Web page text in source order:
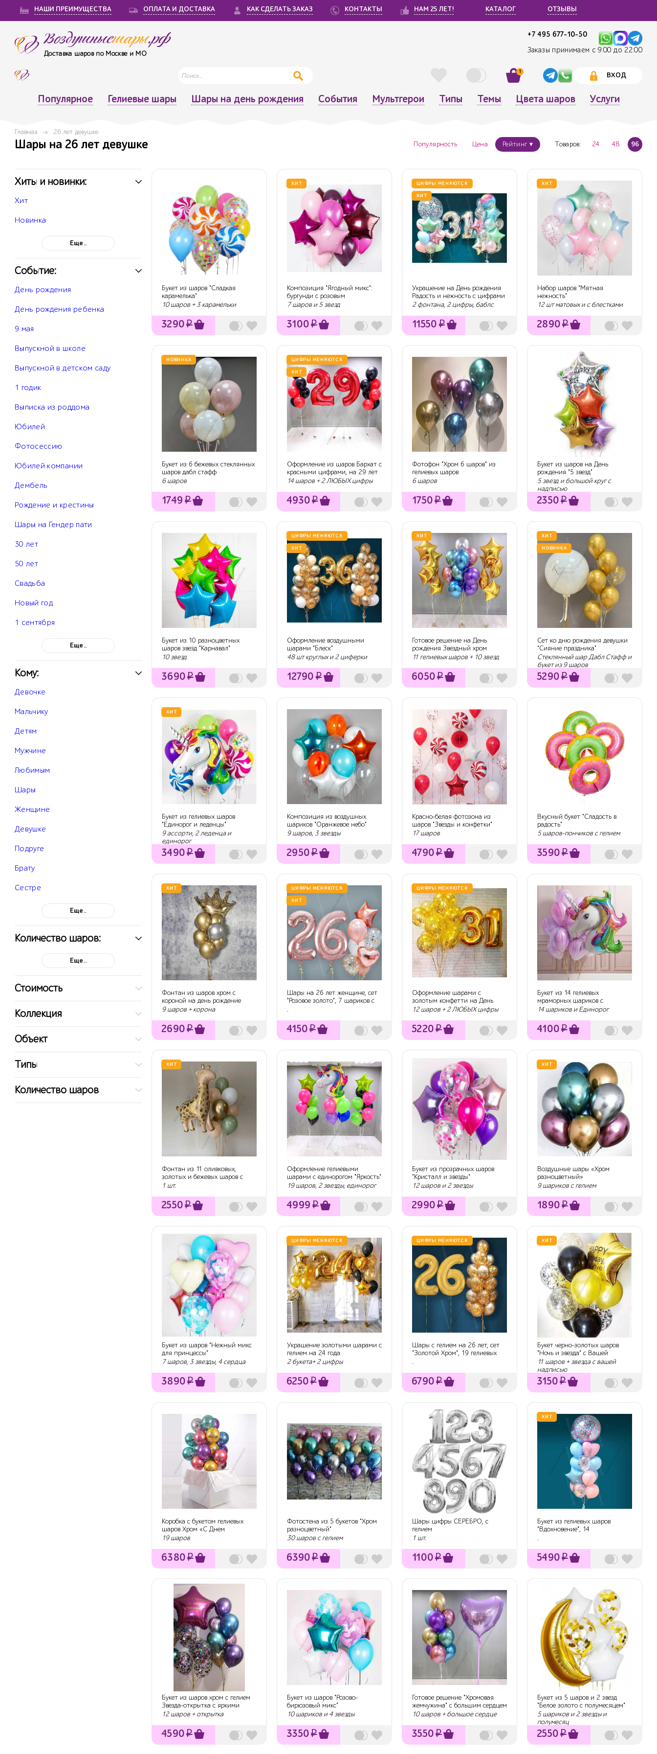
НАШИ ПРЕИМУЩЕСТВА ОПЛАТА И ДОСТАВКА КАК СДЕЛАТЬ ЗАКАЗ КОНТАКТЫ НАМ 25 ЛЕТ! КАТАЛОГ ОТЗЫВЫ
Воздушныешары.рф
Доставка шаров по Москве и МО
+7 495 677-10-50
Заказы принимаем с 9:00 до 22:00
1
ВХОД
Популярное Гелиевые шары Шары на день рождения События Мультгерои Типы Темы Цвета шаров Услуги
Главная 26 лет девушке
Шары на 26 лет девушке Популярность Цена Рейтинг ▾ Товаров: 24 48 96
Хиты и новинки:
Хит
Новинка
Еще..
Событие:
День рождения
День рождения ребенка
9 мая
Выпускной в школе
Выпускной в детском саду
1 годик
Выписка из роддома
Юбилей
Фотосессию
Юбилей компании
Дембель
Рождение и крестины
Шары на Гендер пати
30 лет
50 лет
Свадьба
Новый год
1 сентября
Еще..
Кому:
Девочке
Мальчику
Детям
Мужчине
Любимым
Шары
Женщине
Девушке
Подруге
Брату
Сестре
Еще..
Количество шаров:
Еще..
Стоимость
Коллекция
Объект
Типы
Количество шаров
Букет из шаров "Сладкая
карамелька"
10 шаров + 3 карамельки
3290₽
ХИТ
Композиция "Ягодный микс":
бургунди с розовым
7 шаров и 5 звезд
3100₽
ЦИФРЫ МЕНЯЮТСЯ
ХИТ
Украшение на День рождения
Радость и нежность с цифрами
2 фонтана, 2 цифры, баблс
11550₽
ХИТ
Набор шаров "Мятная
нежность"
12 шт матовых и с блестками
2890₽
НОВИНКА
Букет из 6 бежевых стеклянных
шаров дабл стафф
6 шаров
1749 ₽
ЦИФРЫ МЕНЯЮТСЯ
ХИТ
Оформление из шаров Бархат с
красными цифрами, на 29 лет
14 шаров + 2 ЛЮБЫХ цифры
4930₽
Фотофон "Хром 6 шаров" из
гелиевых шаров
6 шаров
1750₽
Букет из шаров на День
рождения "5 звезд"
5 звезд и большой круг с
надписью
2350₽
Букет из 10 разноцветных
шаров звезд "Карнавал"
10 звезд
3690₽
ЦИФРЫ МЕНЯЮТСЯ
ХИТ
Оформление воздушными
шарами "Блеск"
48 шт круглых и 2 циферки
12790₽
ХИТ
Готовое решение на День
рождения Звездный хром
11 гелиевых шаров + 10 звезд
6050₽
ХИТ
НОВИНКА
Сет ко дню рождения девушки
"Сияние праздника"
Стеклянный шар Дабл Стафф и
букет из 9 шаров
5290₽
ХИТ
Букет из гелиевых шаров
"Единорог и леденцы"
9 ассорти, 2 леденца и
единорог
3490₽
Композиция из воздушных
шариков "Оранжевое небо"
9 шаров, 3 звезды
2950₽
Красно-белая фотозона из
шаров "Звезды и конфетки"
17 шаров
4790₽
Вкусный букет "Сладость в
радость"
5 шаров-пончиков с гелием
3590₽
ХИТ
Фонтан из шаров хром с
короной на день рождение
9 шаров + корона
2690₽
ЦИФРЫ МЕНЯЮТСЯ
ХИТ
Шары на 26 лет женщине, сет
"Розовое золото", 7 шариков с
.
4150₽
ЦИФРЫ МЕНЯЮТСЯ
Оформление шарами с
золотым конфетти на День
рождения
12 шаров + 2 ЛЮБЫХ цифры
5220₽
Букет из 14 гелиевых
мраморных шариков с
Единорогом
14 шариков и Единорог
4100₽
ХИТ
Фонтан из 11 оливковых,
золотых и бежевых шаров с
жирафом
1 шт.
2550₽
Оформление гелиевыми
шарами с единорогом "Яркость"
19 шаров, 2 звезды, единорог
4999 ₽
Букет из прозрачных шаров
"Кристалл и звезды"
12 шаров и 2 звезды
2990₽
ХИТ
Воздушные шары «Хром
разноцветный»
9 шариков с гелием
1890₽
Букет из шаров "Нежный микс
для принцессы"
7 шаров, 3 звезды, 4 сердца
3890₽
ЦИФРЫ МЕНЯЮТСЯ
Украшение золотыми шарами с
гелием на 24 года
2 букета+ 2 цифры
6250₽
ЦИФРЫ МЕНЯЮТСЯ
Шары с гелием на 26 лет, сет
"Золотой Хром", 19 гелиевых
.
6790₽
ХИТ
Букет черно-золотых шаров
"Ночь и звезда" с Вашей
надписью
11 шаров + звезда с вашей
надписью
3150₽
Коробка с букетом гелиевых
шаров Хром «С Днем
Рождения!»
19 шаров
6380₽
Фотостена из 5 букетов "Хром
разноцветный"
30 шаров с гелием
6390₽
Шары цифры СЕРЕБРО, с
гелием
1 шт.
1100₽
ХИТ
Букет из гелиевых шаров
"Вдохновение", 14
.
5490₽
Букет из шаров хром с гелием
Звезда-открытка с яркими
шарами
12 шаров + открытка
4590₽
Букет из шаров "Розово-
бирюзовый микс"
10 шариков и 4 звезды
3350₽
Готовое решение "Хромовая
жемчужина" с большим сердцем
10 шаров + большое сердце
3550₽
Букет из 5 шаров и 2 звезд
"Белое золото с полумесяцем"
5 шариков и 2 звезды и
полумесяц
2550₽